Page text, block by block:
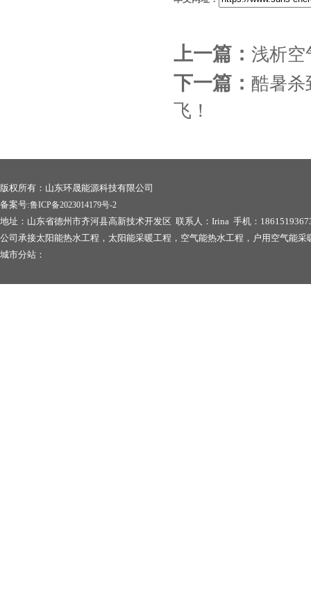
上一篇： 浅析空
下一篇： 酷暑杀
飞！
版权所有：山东环晟能源科技有限公司
备案号:鲁ICP备2023014179号-2
地址：山东省德州市齐河县高新技术开发区 联系人：Irina 手机：
公司承接太阳能热水工程，太阳能采暖工程，空气能热水工程，户用空气能
城市分站：